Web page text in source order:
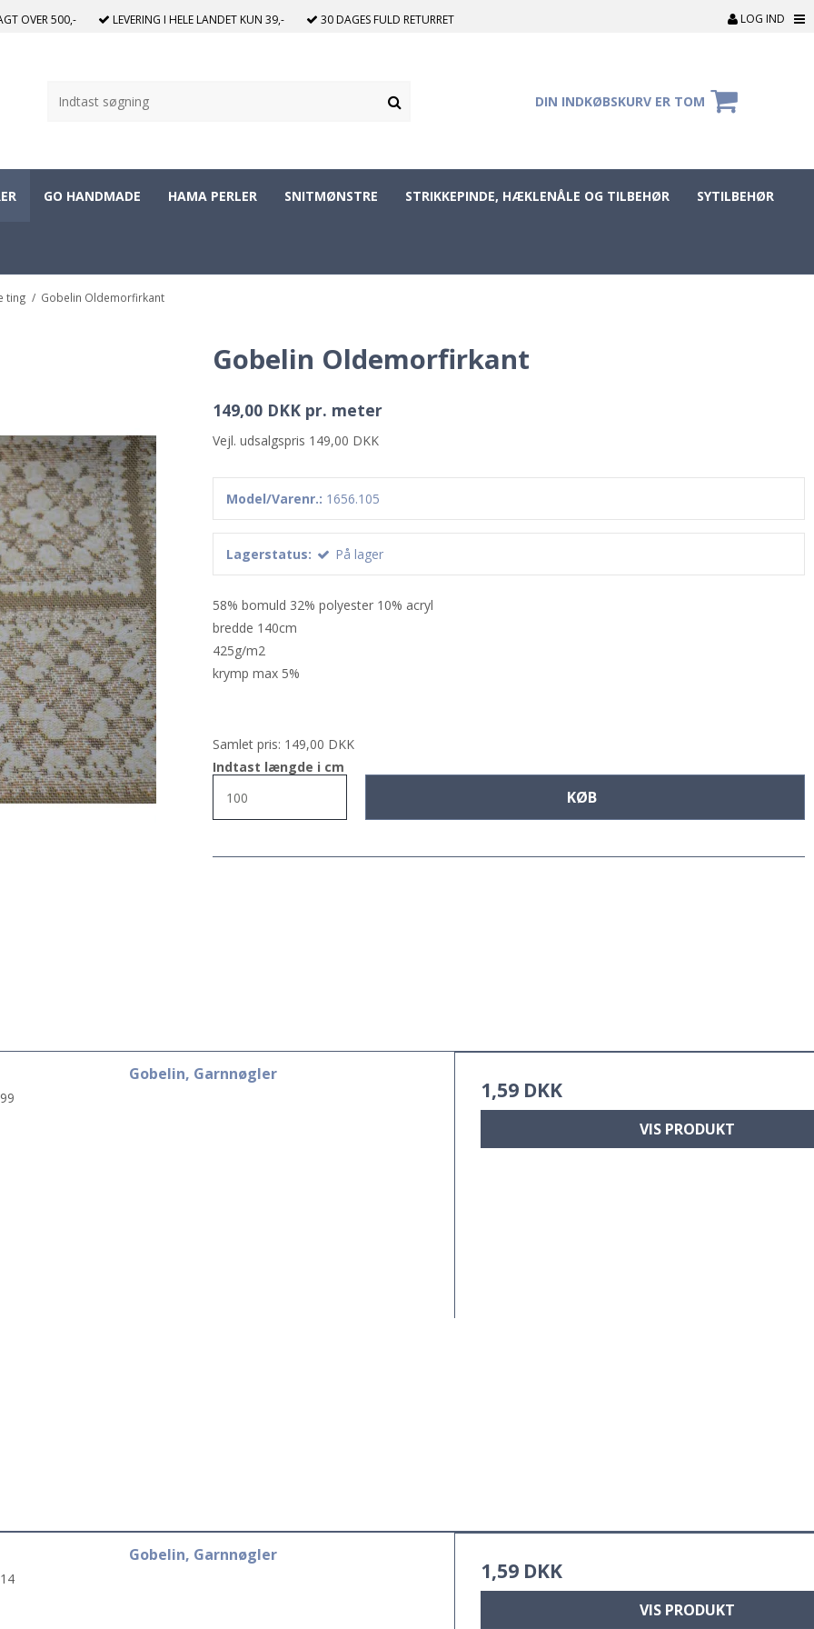
OVER 500,- LEVERING I HELE LANDET KUN 39,- 30 DAGES FULD RETURRET LOG IND
DIN INDKØBSKURV ER TOM
GO HANDMADE HAMA PERLER SNITMØNSTRE STRIKKEPINDE, HÆKLENÅLE OG TILBEHØR SYTILBEHØR
ting / Gobelin Oldemorfirkant
Gobelin Oldemorfirkant
149,00 DKK pr. meter
Vejl. udsalgspris 149,00 DKK
Model/Varenr.: 1656.105
Lagerstatus: På lager
58% bomuld 32% polyester 10% acryl
bredde 140cm
425g/m2
krymp max 5%
Samlet pris: 149,00 DKK
Indtast længde i cm
KØB
Gobelin, Garnnøgler
1,59 DKK
VIS PRODUKT
Gobelin, Garnnøgler
1,59 DKK
VIS PRODUKT